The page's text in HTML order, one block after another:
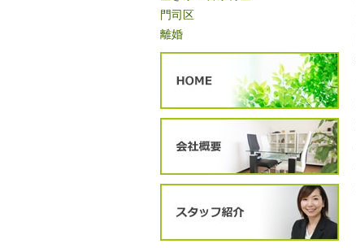
門司区
離婚